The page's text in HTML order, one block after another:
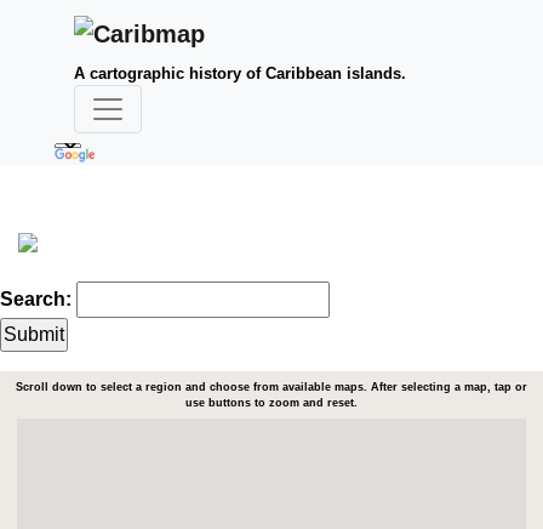
A cartographic history of Caribbean islands.
Search:
Scroll down to select a region and choose from available maps. After selecting a map, tap or
use buttons to zoom and reset.